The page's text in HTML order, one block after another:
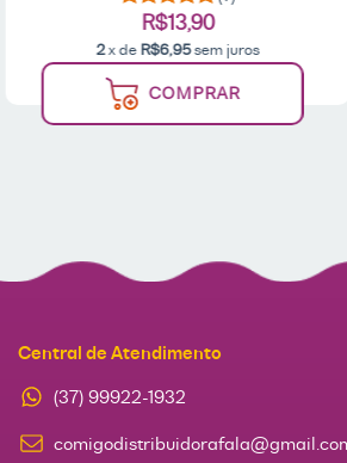
R$13,90
2x deR$6,95sem juros
COMPRAR
Central de Atendimento
(37) 99922-1932